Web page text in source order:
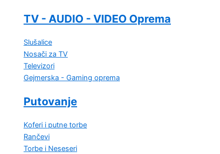
TV - AUDIO - VIDEO Oprema
Slušalice
Nosači za TV
Televizori
Gejmerska - Gaming oprema
Putovanje
Koferi i putne torbe
Rančevi
Torbe i Neseseri